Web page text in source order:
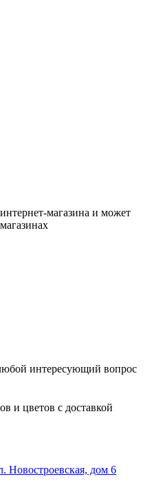
магазина и может
интересующий вопрос
и цветов с доставкой
Новостроевская, дом 6